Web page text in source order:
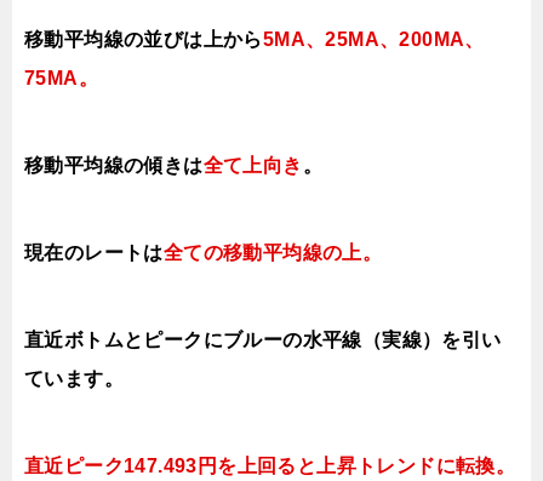
移動平均線の並びは上から5MA、25MA、200MA、
75MA。
移動平均線の傾きは全て上向き 。
現在のレートは全ての移動平均線の上。
直近ボトムとピークにブルーの水平線（実線）を引い
ています。
直近ピーク147.493円を上回ると上昇トレンドに転換。